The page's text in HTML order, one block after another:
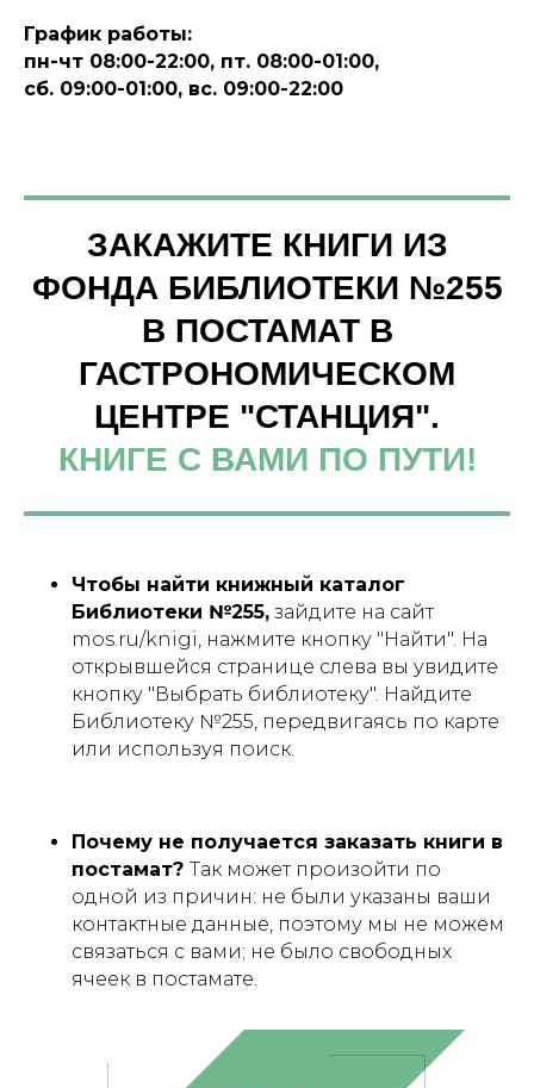
График работы:
пн-чт 08:00-22:00, пт. 08:00-01:00,
сб. 09:00-01:00, вс. 09:00-22:00
ЗАКАЖИТЕ КНИГИ ИЗ
ФОНДА БИБЛИОТЕКИ №255
В ПОСТАМАТ В
ГАСТРОНОМИЧЕСКОМ
ЦЕНТРЕ "СТАНЦИЯ".
КНИГЕ С ВАМИ ПО ПУТИ!
Чтобы найти книжный каталог
Библиотеки №255, зайдите на сайт
mos.ru/knigi, нажмите кнопку "Найти". На
открывшейся странице слева вы увидите
кнопку "Выбрать библиотеку". Найдите
Библиотеку №255, передвигаясь по карте
или используя поиск.
Почему не получается заказать книги в
постамат? Так может произойти по
одной из причин: не были указаны ваши
контактные данные, поэтому мы не можем
связаться с вами; не было свободных
ячеек в постамате.